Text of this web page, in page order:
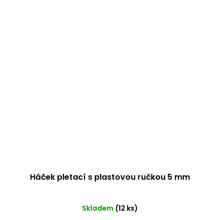
Háček pletací s plastovou ručkou 5 mm
Průměrné
Skladem (12 ks)